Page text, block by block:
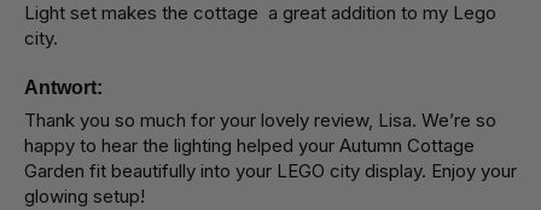
Light set makes the cottage  a great addition to my Lego
city.
Antwort:
Thank you so much for your lovely review, Lisa. We’re so
happy to hear the lighting helped your Autumn Cottage
Garden fit beautifully into your LEGO city display. Enjoy your
glowing setup!